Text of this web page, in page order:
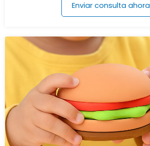
Enviar consulta ahora